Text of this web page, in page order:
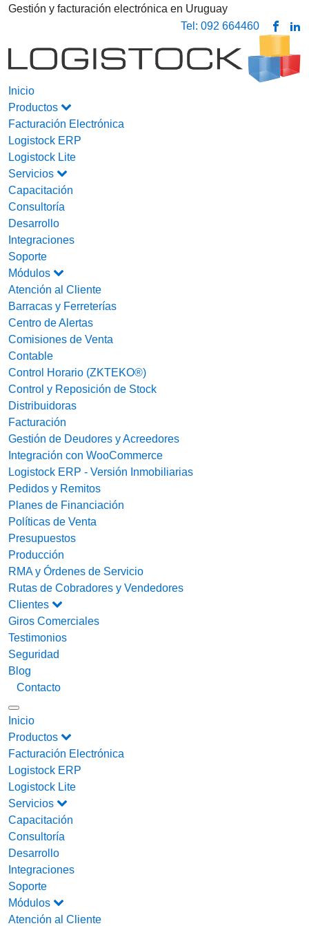
Gestión y facturación electrónica en Uruguay
Tel: 092 664460
Inicio
Productos
Facturación Electrónica
Logistock ERP
Logistock Lite
Servicios
Capacitación
Consultoría
Desarrollo
Integraciones
Soporte
Módulos
Atención al Cliente
Barracas y Ferreterías
Centro de Alertas
Comisiones de Venta
Contable
Control Horario (ZKTEKO®)
Control y Reposición de Stock
Distribuidoras
Facturación
Gestión de Deudores y Acreedores
Integración con WooCommerce
Logistock ERP - Versión Inmobiliarias
Pedidos y Remitos
Planes de Financiación
Políticas de Venta
Presupuestos
Producción
RMA y Órdenes de Servicio
Rutas de Cobradores y Vendedores
Clientes
Giros Comerciales
Testimonios
Seguridad
Blog
Contacto
Inicio
Productos
Facturación Electrónica
Logistock ERP
Logistock Lite
Servicios
Capacitación
Consultoría
Desarrollo
Integraciones
Soporte
Módulos
Atención al Cliente